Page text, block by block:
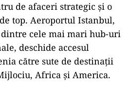
de afaceri strategic și o
top. Aeroportul Istanbul,
cele mai mari hub-uri
deschide accesul
către sute de destinații
Africa și America.